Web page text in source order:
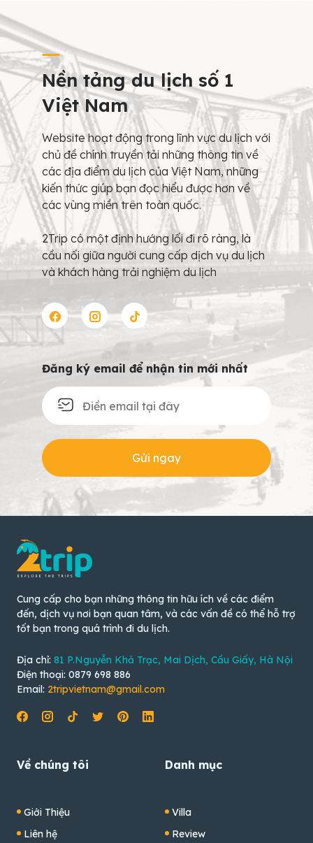
Nền tảng du lịch số 1
Việt Nam
Website hoạt động trong lĩnh vực du lịch với
chủ đề chính truyền tải những thông tin về
các địa điểm du lịch của Việt Nam, những
kiến thức giúp bạn đọc hiểu được hơn về
các vùng miền trên toàn quốc.
2Trip có một định hướng lối đi rõ ràng, là
cầu nối giữa người cung cấp dịch vụ du lịch
và khách hàng trải nghiệm du lịch
Đăng ký email để nhận tin mới nhất
Gửi ngay
Cung cấp cho bạn những thông tin hữu ích về các điểm
đến, dịch vụ nơi bạn quan tâm, và các vấn đề có thể hỗ trợ
tốt bạn trong quá trình đi du lịch.
Địa chỉ: 81 P.Nguyễn Khả Trạc, Mai Dịch, Cầu Giấy, Hà Nội
Điện thoại: 0879 698 886
Email: 2tripvietnam@gmail.com
Về chúng tôi
Giới Thiệu
Liên hệ
Danh mục
Villa
Review